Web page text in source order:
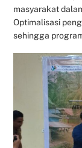
masyarakat
Optimalisasi
sehingga